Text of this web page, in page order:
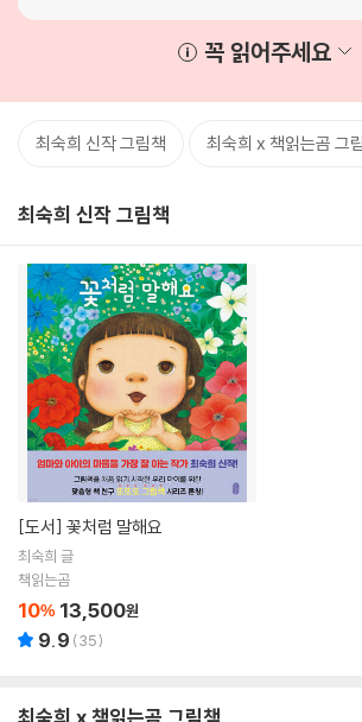
꼭 읽어주세요
최숙희 신작 그림책 최숙희 x 책읽는곰 그
최숙희 신작 그림책
[도서] 꽃처럼 말해요
최숙희 글
책읽는곰
10% 13,500원
9.9 (35)
최숙희 x 책읽는곰 그림책